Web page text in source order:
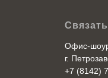
Офис-
г.
+7 (8142)